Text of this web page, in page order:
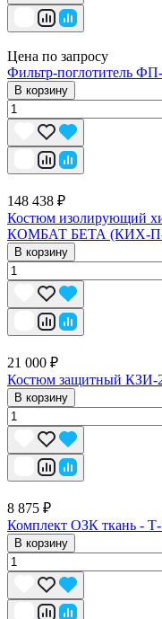
Цена по запросу
Фильтр-поглотитель
В корзину
148 438 ₽
Костюм изолирующий
КОМБАТ БЕТА (КИХ-
В корзину
21 000 ₽
Костюм защитный КЗИ-
В корзину
8 875 ₽
Комплект ОЗК ткань -
В корзину